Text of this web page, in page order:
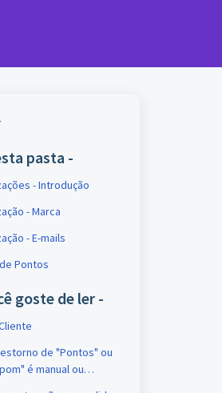
pasta -
- Introdução
- Marca
- E-mails
Pontos
goste de ler -
de "Pontos" ou
é manual ou